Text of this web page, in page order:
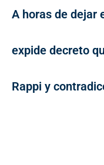
A horas de dejar
expide decreto
Rappi y